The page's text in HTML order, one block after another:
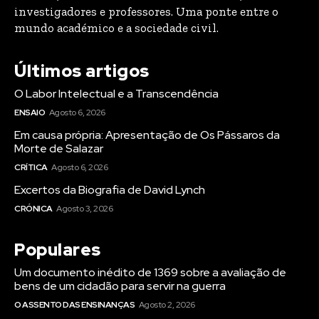
investigadores e professores. Uma ponte entre o
mundo académico e a sociedade civil.
Últimos artigos
O Labor Intelectual e a Transcendência
ENSAIO Agosto 6, 2026
Em causa própria: Apresentação de Os Pássaros da
Morte de Salazar
CRÍTICA Agosto 6, 2026
Excertos da Biografia de David Lynch
CRÓNICA Agosto 3, 2026
Populares
Um documento inédito de 1369 sobre a avaliação de
bens de um cidadão para servir na guerra
O ASSENTO DAS ENSINANÇAS Agosto 2, 2026